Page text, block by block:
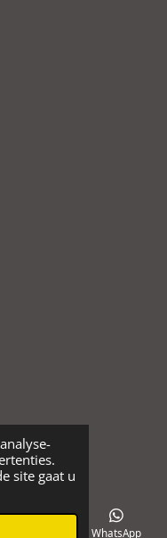
site gaat u
WhatsApp